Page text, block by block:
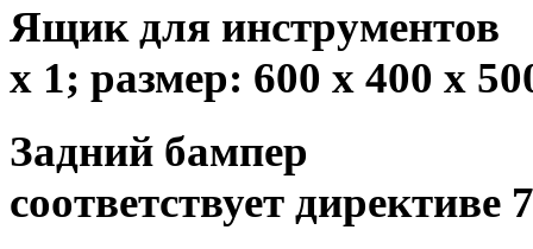
Ящик для инструментов
х 1; размер: 600 х 400 х
Задний бампер
соответствует директиве